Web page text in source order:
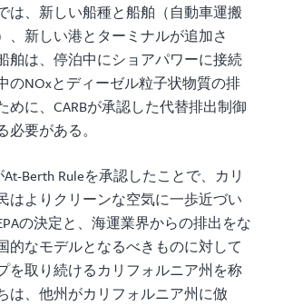
は、新しい船種と船舶（自動車運搬
、新しい港とターミナルが追加さ
舶は、停泊中にショアパワーに接続
のNOxとディーゼル粒子状物質の排
めに、CARBが承認した代替排出制御
要がある。
At-Berth Ruleを承認したことで、カリ
はよりクリーンな空気に一歩近づい
の決定と、海運業界からの排出をな
的なモデルとなるべきものに対して
を取り続けるカリフォルニア州を称
は、他州がカリフォルニア州に倣